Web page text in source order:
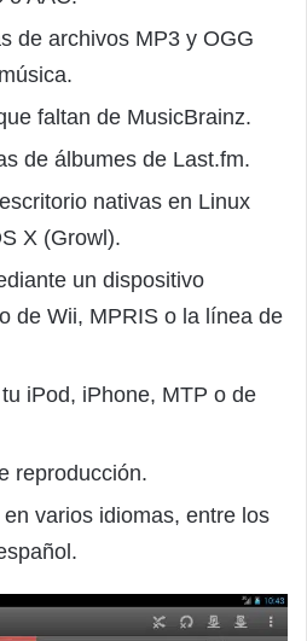
de archivos MP3 y OGG
faltan de MusicBrainz.
de álbumes de Last.fm.
nativas en Linux
X (Growl).
un dispositivo
de Wii, MPRIS o la línea de
iPod, iPhone, MTP o de
reproducción.
varios idiomas, entre los